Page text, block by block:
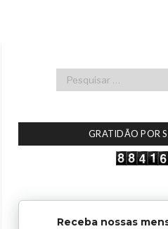
GRATIDÃO POR
Receba nossas